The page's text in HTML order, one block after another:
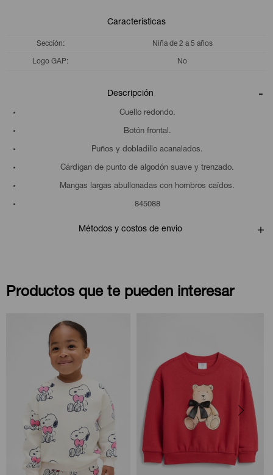
Características
Sección Niña de 2 a 5 años
Logo GAP No
Descripción
Cuello redondo.
Botón frontal.
Puños y dobladillo acanalados.
Cárdigan de punto de algodón suave y trenzado.
Mangas largas abullonadas con hombros caídos.
845088
Métodos y costos de envío
Productos que te pueden interesar